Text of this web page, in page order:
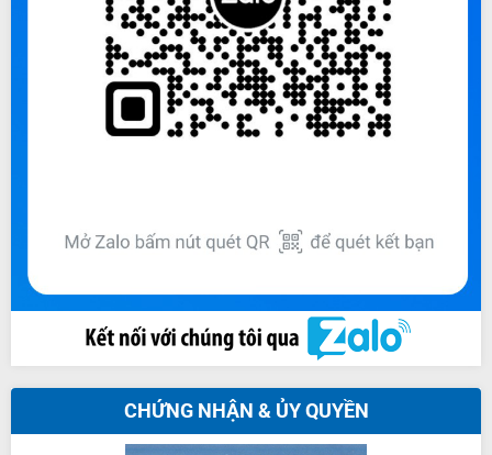
CHỨNG NHẬN & ỦY QUYỀN